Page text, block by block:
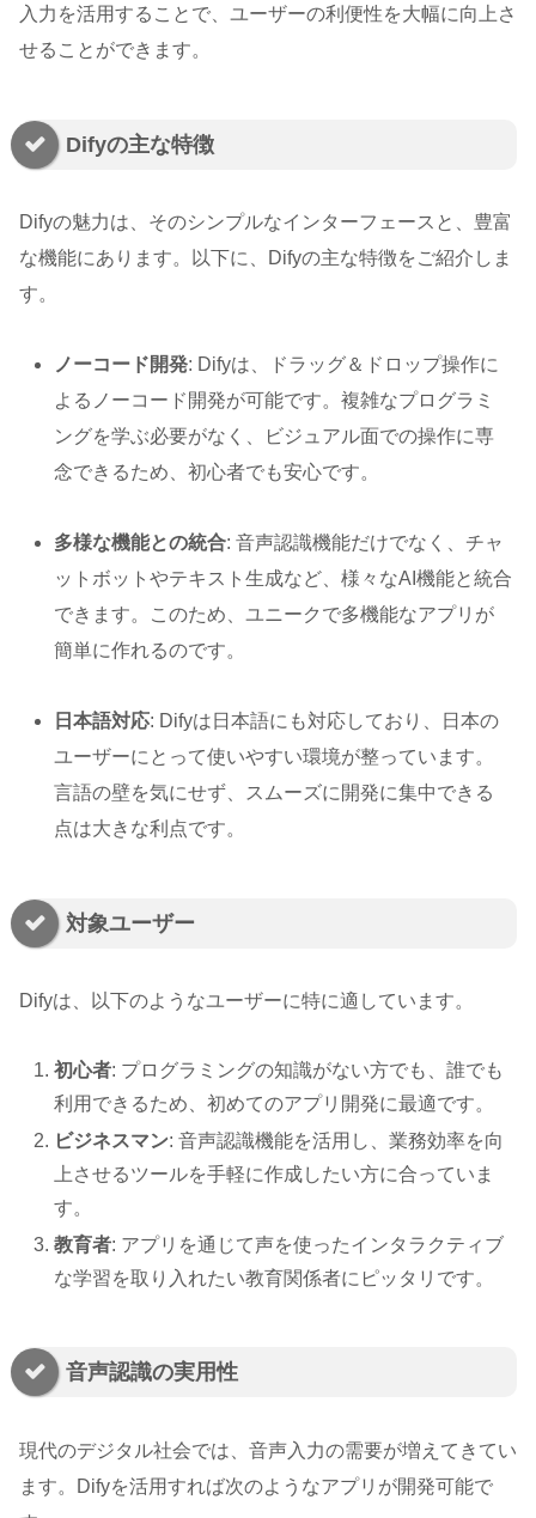
入力を活用することで、ユーザーの利便性を大幅に向上さ
せることができます。
Difyの主な特徴
Difyの魅力は、そのシンプルなインターフェースと、豊富
な機能にあります。以下に、Difyの主な特徴をご紹介しま
す。
ノーコード開発: Difyは、ドラッグ＆ドロップ操作に
よるノーコード開発が可能です。複雑なプログラミ
ングを学ぶ必要がなく、ビジュアル面での操作に専
念できるため、初心者でも安心です。
多様な機能との統合: 音声認識機能だけでなく、チャ
ットボットやテキスト生成など、様々なAI機能と統合
できます。このため、ユニークで多機能なアプリが
簡単に作れるのです。
日本語対応: Difyは日本語にも対応しており、日本の
ユーザーにとって使いやすい環境が整っています。
言語の壁を気にせず、スムーズに開発に集中できる
点は大きな利点です。
対象ユーザー
Difyは、以下のようなユーザーに特に適しています。
初心者: プログラミングの知識がない方でも、誰でも
利用できるため、初めてのアプリ開発に最適です。
ビジネスマン: 音声認識機能を活用し、業務効率を向
上させるツールを手軽に作成したい方に合っていま
す。
教育者: アプリを通じて声を使ったインタラクティブ
な学習を取り入れたい教育関係者にピッタリです。
音声認識の実用性
現代のデジタル社会では、音声入力の需要が増えてきてい
ます。Difyを活用すれば次のようなアプリが開発可能で